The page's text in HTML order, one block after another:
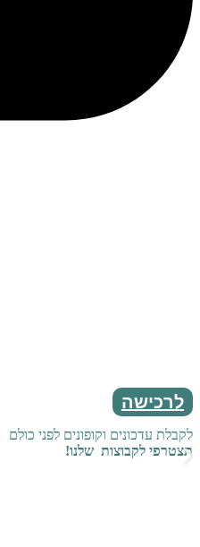
לרכישה
לקבלת עדכונים וקופונים לפני כולם
תצטרפי לקבוצות שלנו!